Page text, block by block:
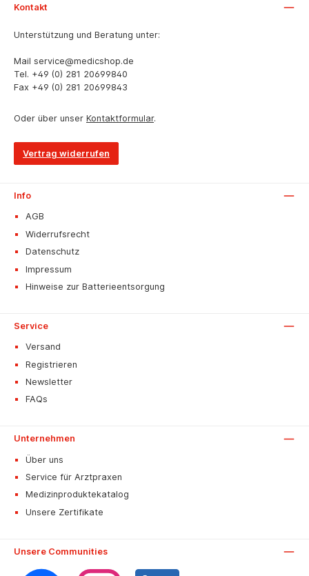
Kontakt
Unterstützung und Beratung unter:
Mail service@medicshop.de
Tel. +49 (0) 281 20699840
Fax +49 (0) 281 20699843
Oder über unser Kontaktformular.
Vertrag widerrufen
Info
AGB
Widerrufsrecht
Datenschutz
Impressum
Hinweise zur Batterieentsorgung
Service
Versand
Registrieren
Newsletter
FAQs
Unternehmen
Über uns
Service für Arztpraxen
Medizinproduktekatalog
Unsere Zertifikate
Unsere Communities